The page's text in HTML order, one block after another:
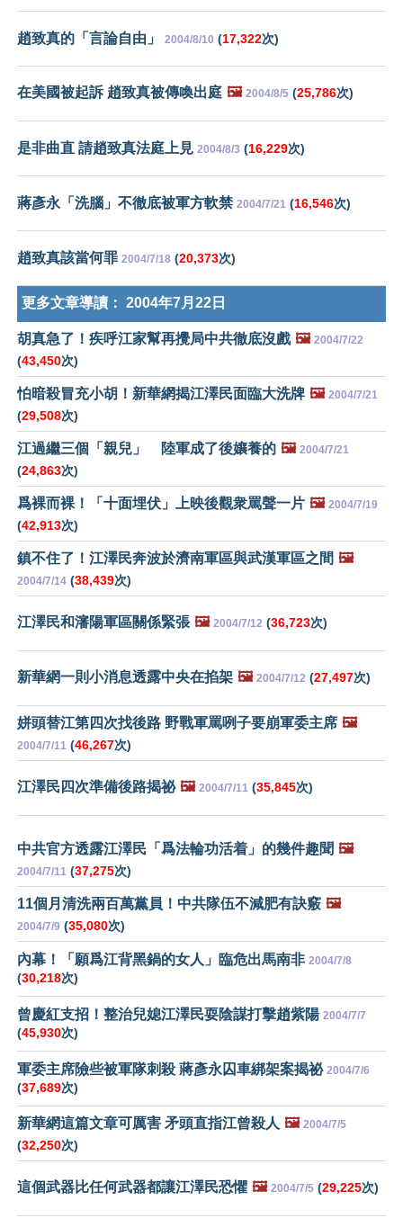
趙致真的「言論自由」 2004/8/10 (17,322次)
在美國被起訴 趙致真被傳喚出庭 🖼️ 2004/8/5 (25,786次)
是非曲直 請趙致真法庭上見 2004/8/3 (16,229次)
蔣彥永「洗腦」不徹底被軍方軟禁 2004/7/21 (16,546次)
趙致真該當何罪 2004/7/18 (20,373次)
更多文章導讀： 2004年7月22日
胡真急了！疾呼江家幫再攪局中共徹底沒戲 🖼️ 2004/7/22
(43,450次)
怕暗殺冒充小胡！新華網揭江澤民面臨大洗牌 🖼️ 2004/7/21
(29,508次)
江過繼三個「親兒」 陸軍成了後孃養的 🖼️ 2004/7/21
(24,863次)
爲裸而裸！「十面埋伏」上映後觀衆罵聲一片 🖼️ 2004/7/19
(42,913次)
鎮不住了！江澤民奔波於濟南軍區與武漢軍區之間 🖼️
2004/7/14 (38,439次)
江澤民和瀋陽軍區關係緊張 🖼️ 2004/7/12 (36,723次)
新華網一則小消息透露中央在掐架 🖼️ 2004/7/12 (27,497次)
姘頭替江第四次找後路 野戰軍罵咧子要崩軍委主席 🖼️
2004/7/11 (46,267次)
江澤民四次準備後路揭祕 🖼️ 2004/7/11 (35,845次)
中共官方透露江澤民「爲法輪功活着」的幾件趣聞 🖼️
2004/7/11 (37,275次)
11個月清洗兩百萬黨員！中共隊伍不減肥有訣竅 🖼️
2004/7/9 (35,080次)
內幕！「願爲江背黑鍋的女人」臨危出馬南非 2004/7/8
(30,218次)
曾慶紅支招！整治兒媳江澤民耍陰謀打擊趙紫陽 2004/7/7
(45,930次)
軍委主席險些被軍隊刺殺 蔣彥永囚車綁架案揭祕 2004/7/6
(37,689次)
新華網這篇文章可厲害 矛頭直指江曾殺人 🖼️ 2004/7/5
(32,250次)
這個武器比任何武器都讓江澤民恐懼 🖼️ 2004/7/5 (29,225次)